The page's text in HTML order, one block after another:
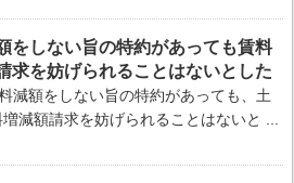
をしない旨の特約があっても賃料
求を妨げられることはないとした
減額をしない旨の特約があっても、土
減額請求を妨げられることはないと ...